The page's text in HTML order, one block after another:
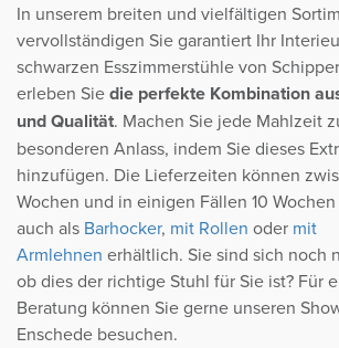
In unserem breiten und vielfältigen
vervollständigen Sie garantiert Ihr
schwarzen Esszimmerstühle von
erleben Siedie perfekte Kombination
und Qualität. Machen Sie jede Mahlzeit
besonderen Anlass, indem Sie dieses
hinzufügen. Die Lieferzeiten können
Wochen und in einigen Fällen 10
auch als Barhocker, mit Rollen oder mit
Armlehnen erhältlich. Sie sind sich noch
ob dies der richtige Stuhl für Sie ist? Für
Beratung können Sie gerne unseren
Enschede besuchen.